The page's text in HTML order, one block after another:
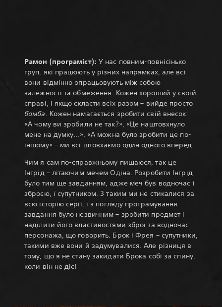
Рамон (програміст): У нас повним-повнісінько
груп, які працюють у різних напрямках, але всі
вони відмінно опрацьовують між собою
залежності та обмеження. Кожен хороший у своїй
справі, і якщо скласти всіх разом – вийде просто
бомба. Кожен намагається зробити свій внесок:
«А чому ви зробили не так?», «Це наштовхнуло
мене на думку...», «А можна було зробити це по-
іншому» – ми всі штовхаємо один одного вперед.
Чим я сам по-справжньому пишаюся, так це
Інгрід – літаючим мечем Одіна. Розробити Інгрід
було тим ще завданням, адже меч був водночас і
зброєю, ісупутником. З таким ми не стикалися за
всю історію серії, і з погляду програмування
завдання було незвичним – зробити предмет і
наділити його властивостями зброї та водночас
персонажа, що говорить. Брок і Фрея – супутники,
такими вже вони й задумувалися. Але різниця в
тому, що я не стану закидати Брока собі за спину,
коли він не діє!